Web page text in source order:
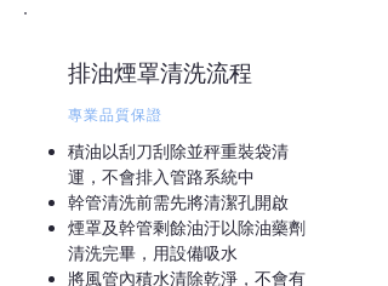
排油煙罩清洗流程
專業品質保證
積油以刮刀刮除並秤重裝袋清
運，不會排入管路系統中
幹管清洗前需先將清潔孔開啟
煙罩及幹管剩餘油汙以除油藥劑
清洗完畢，用設備吸水
將風管內積水清除乾淨，不會有